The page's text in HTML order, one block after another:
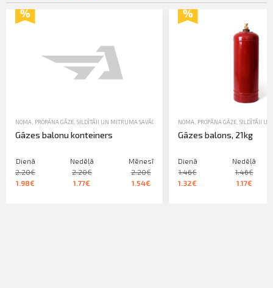
NOMA PROPĀNA GĀZE SILDĪTĀJI UN MITRUMA SAVĀCĒJI
Gāzes balonu konteiners
Dienā
2.20€
1.98€
Nedēļā
2.20€
1.77€
Mēnesī
2.20€
1.54€
NOMA PROPĀNA GĀZE, SILDĪTĀJI
Gāzes balons, 21kg
Dienā
1.46€
1.32€
Nedēļā
1.46€
1.17€